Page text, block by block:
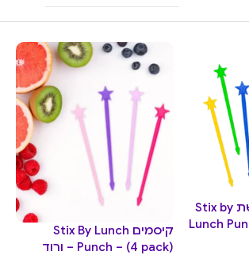
סט 7 קיסמים קשת Stix by
Lunch
קיסמים Stix By Lunch
Punch – (4 pack) – ורוד